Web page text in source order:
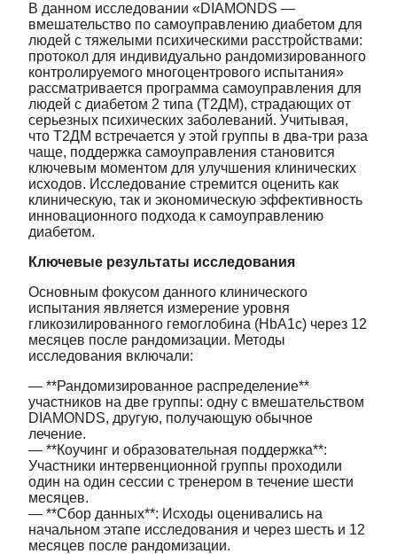
В данном исследовании «DIAMONDS —
вмешательство по самоуправлению диабетом для
людей с тяжелыми психическими расстройствами:
протокол для индивидуально рандомизированного
контролируемого многоцентрового испытания»
рассматривается программа самоуправления для
людей с диабетом 2 типа (Т2ДМ), страдающих от
серьезных психических заболеваний. Учитывая,
что Т2ДМ встречается у этой группы в два-три раза
чаще, поддержка самоуправления становится
ключевым моментом для улучшения клинических
исходов. Исследование стремится оценить как
клиническую, так и экономическую эффективность
инновационного подхода к самоуправлению
диабетом.
Ключевые результаты исследования
Основным фокусом данного клинического
испытания является измерение уровня
гликозилированного гемоглобина (HbA1c) через 12
месяцев после рандомизации. Методы
исследования включали:
— **Рандомизированное распределение**
участников на две группы: одну с вмешательством
DIAMONDS, другую, получающую обычное
лечение.
— **Коучинг и образовательная поддержка**:
Участники интервенционной группы проходили
один на один сессии с тренером в течение шести
месяцев.
— **Сбор данных**: Исходы оценивались на
начальном этапе исследования и через шесть и 12
месяцев после рандомизации.